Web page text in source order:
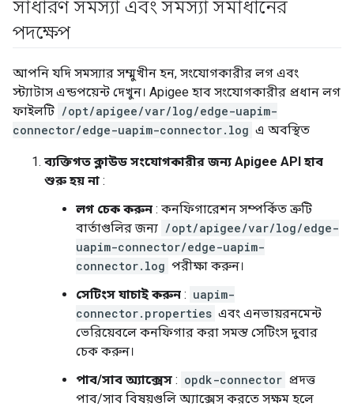
সাধারণ সমস্যা এবং সমস্যা সমাধানের
পদক্ষেপ
আপনি যদি সমস্যার সম্মুখীন হন, সংযোগকারীর লগ এবং
স্ট্যাটাস এন্ডপয়েন্ট দেখুন। Apigee হাব সংযোগকারীর প্রধান লগ
ফাইলটি /opt/apigee/var/log/edge-uapim-
connector/edge-uapim-connector.log এ অবস্থিত
ব্যক্তিগত ক্লাউড সংযোগকারীর জন্য Apigee API হাব
শুরু হয় না :
লগ চেক করুন : কনফিগারেশন সম্পর্কিত ত্রুটি
বার্তাগুলির জন্য /opt/apigee/var/log/edge-
uapim-connector/edge-uapim-
connector.log পরীক্ষা করুন।
সেটিংস যাচাই করুন : uapim-
connector.properties এবং এনভায়রনমেন্ট
ভেরিয়েবলে কনফিগার করা সমস্ত সেটিংস দুবার
চেক করুন।
পাব/সাব অ্যাক্সেস : opdk-connector প্রদত্ত
পাব/সাব বিষয়গুলি অ্যাক্সেস করতে সক্ষম হলে